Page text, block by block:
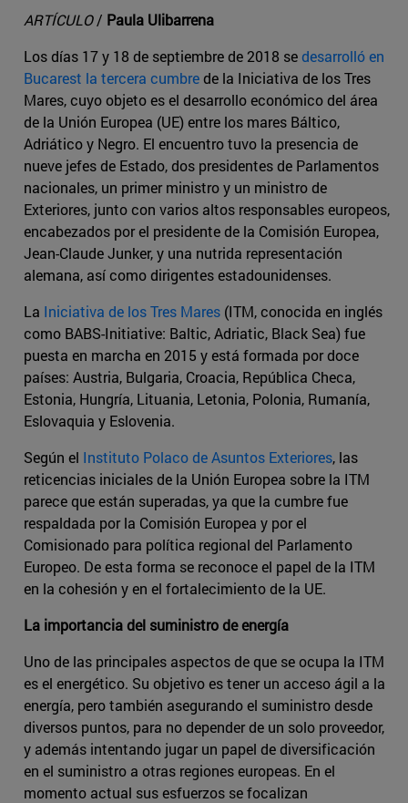
ARTÍCULO/ Paula Ulibarrena
Los días 17 y 18 de septiembre de 2018 sedesarrolló en
Bucarest la tercera cumbrede la Iniciativa de los Tres
Mares, cuyo objeto es el desarrollo económico del área
de la Unión Europea (UE) entre los mares Báltico,
Adriático y Negro. El encuentro tuvo la presencia de
nueve jefes de Estado, dos presidentes de Parlamentos
nacionales, un primer ministro y un ministro de
Exteriores, junto con varios altos responsables europeos,
encabezados por el presidente de la Comisión Europea,
Jean-Claude Junker, y una nutrida representación
alemana, así como dirigentes estadounidenses.
La Iniciativa de los Tres Mares (ITM, conocida en inglés
como BABS-Initiative: Baltic, Adriatic, Black Sea) fue
puesta en marcha en 2015 y está formada por doce
países: Austria, Bulgaria, Croacia, República Checa,
Estonia, Hungría, Lituania, Letonia, Polonia, Rumanía,
Eslovaquia y Eslovenia.
Según el Instituto Polaco de Asuntos Exteriores, las
reticencias iniciales de la Unión Europea sobre la ITM
parece que están superadas, ya que la cumbre fue
respaldada por la Comisión Europea y por el
Comisionado para política regional del Parlamento
Europeo. De esta forma se reconoce el papel de la ITM
en la cohesión y en el fortalecimiento de la UE.
La importancia del suministro de energía
Uno de las principales aspectos de que se ocupa la ITM
es el energético. Su objetivo es tener un acceso ágil a la
energía, pero también asegurando el suministro desde
diversos puntos, para no depender de un solo proveedor,
y además intentando jugar un papel de diversificación
en el suministro a otras regiones europeas. En el
momento actual sus esfuerzos se focalizan